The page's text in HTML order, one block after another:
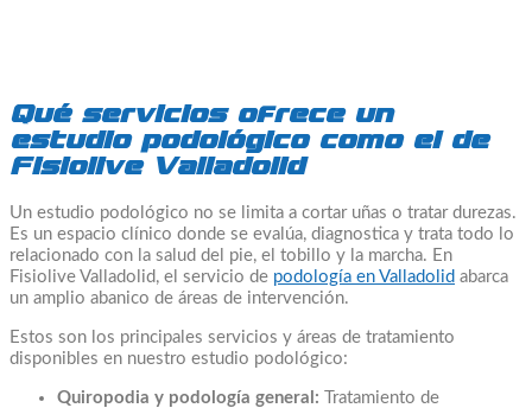
Qué servicios ofrece un
estudio podológico como el de
Fisiolive Valladolid
Un estudio podológico no se limita a cortar uñas o tratar durezas.
Es un espacio clínico donde se evalúa, diagnostica y trata todo lo
relacionado con la salud del pie, el tobillo y la marcha. En
Fisiolive Valladolid, el servicio de podología en Valladolid abarca
un amplio abanico de áreas de intervención.
Estos son los principales servicios y áreas de tratamiento
disponibles en nuestro estudio podológico:
Quiropodia y podología general: Tratamiento de